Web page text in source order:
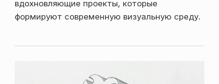
вдохновляющие проекты, которые
формируют современную визуальную среду.